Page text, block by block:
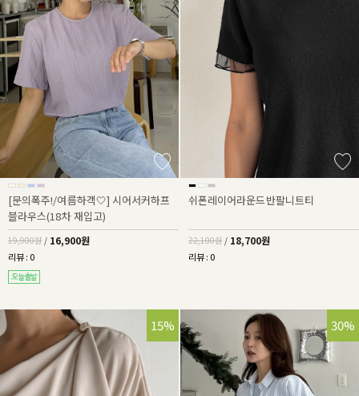
[문의폭주!/여름하객🤍] 시어서커하프
블라우스(18차 재입고)
19,900원 / 16,900원
리뷰 : 0
쉬폰레이어라운드반팔니트티
22,100원 / 18,700원
리뷰 : 0
15% 30%